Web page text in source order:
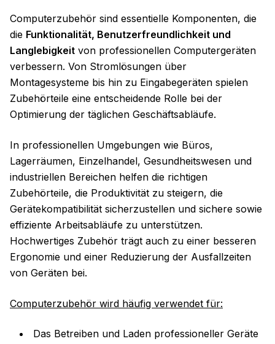
Computerzubehör sind essentielle Komponenten, die
die Funktionalität, Benutzerfreundlichkeit und
Langlebigkeit von professionellen Computergeräten
verbessern. Von Stromlösungen über
Montagesysteme bis hin zu Eingabegeräten spielen
Zubehörteile eine entscheidende Rolle bei der
Optimierung der täglichen Geschäftsabläufe.
In professionellen Umgebungen wie Büros,
Lagerräumen, Einzelhandel, Gesundheitswesen und
industriellen Bereichen helfen die richtigen
Zubehörteile, die Produktivität zu steigern, die
Gerätekompatibilität sicherzustellen und sichere sowie
effiziente Arbeitsabläufe zu unterstützen.
Hochwertiges Zubehör trägt auch zu einer besseren
Ergonomie und einer Reduzierung der Ausfallzeiten
von Geräten bei.
Computerzubehör wird häufig verwendet für:
Das Betreiben und Laden professioneller Geräte